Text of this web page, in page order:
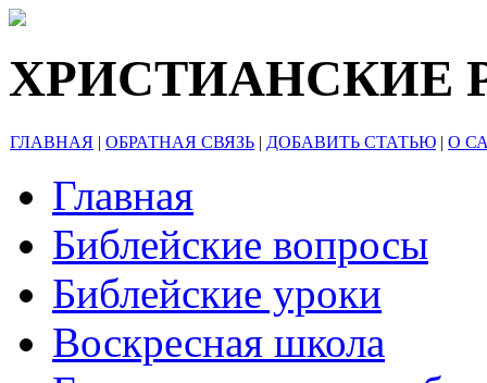
ХРИСТИАНСКИЕ
ГЛАВНАЯ | ОБРАТНАЯ СВЯЗЬ | ДОБАВИТЬ СТАТЬЮ | О
Главная
Библейские вопросы
Библейские уроки
Воскресная школа